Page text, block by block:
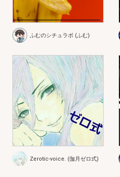
ふむのシチュラボ (ふむ)
Zerotic-voice. (伽月ゼロ式)